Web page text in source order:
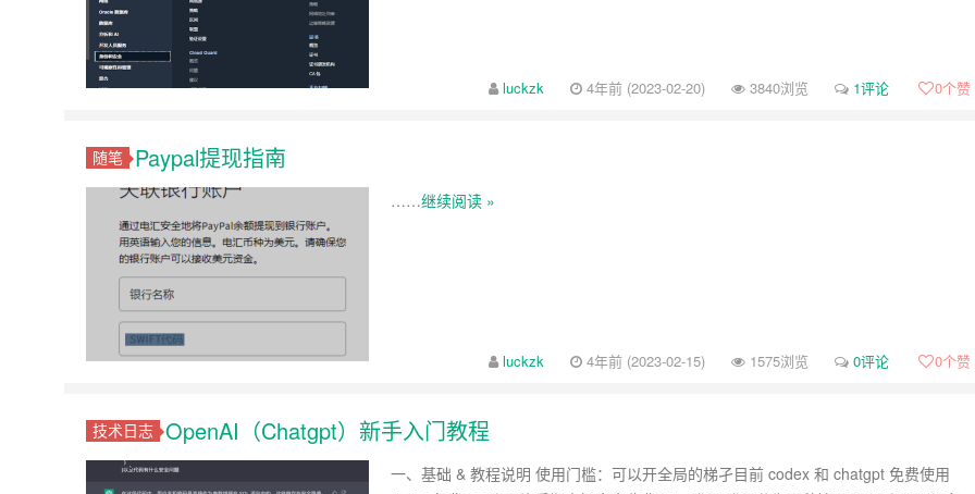
luckzk 4年前 (2023-02-20) 3840浏览 1评论 0个赞
随笔 Paypal提现指南
……继续阅读 »
luckzk 4年前 (2023-02-15) 1575浏览 0评论 0个赞
技术日志 OpenAI（Chatgpt）新手入门教程
一、基础 & 教程说明 使用门槛：可以开全局的梯孑目前 codex 和 chatgpt 免费使用